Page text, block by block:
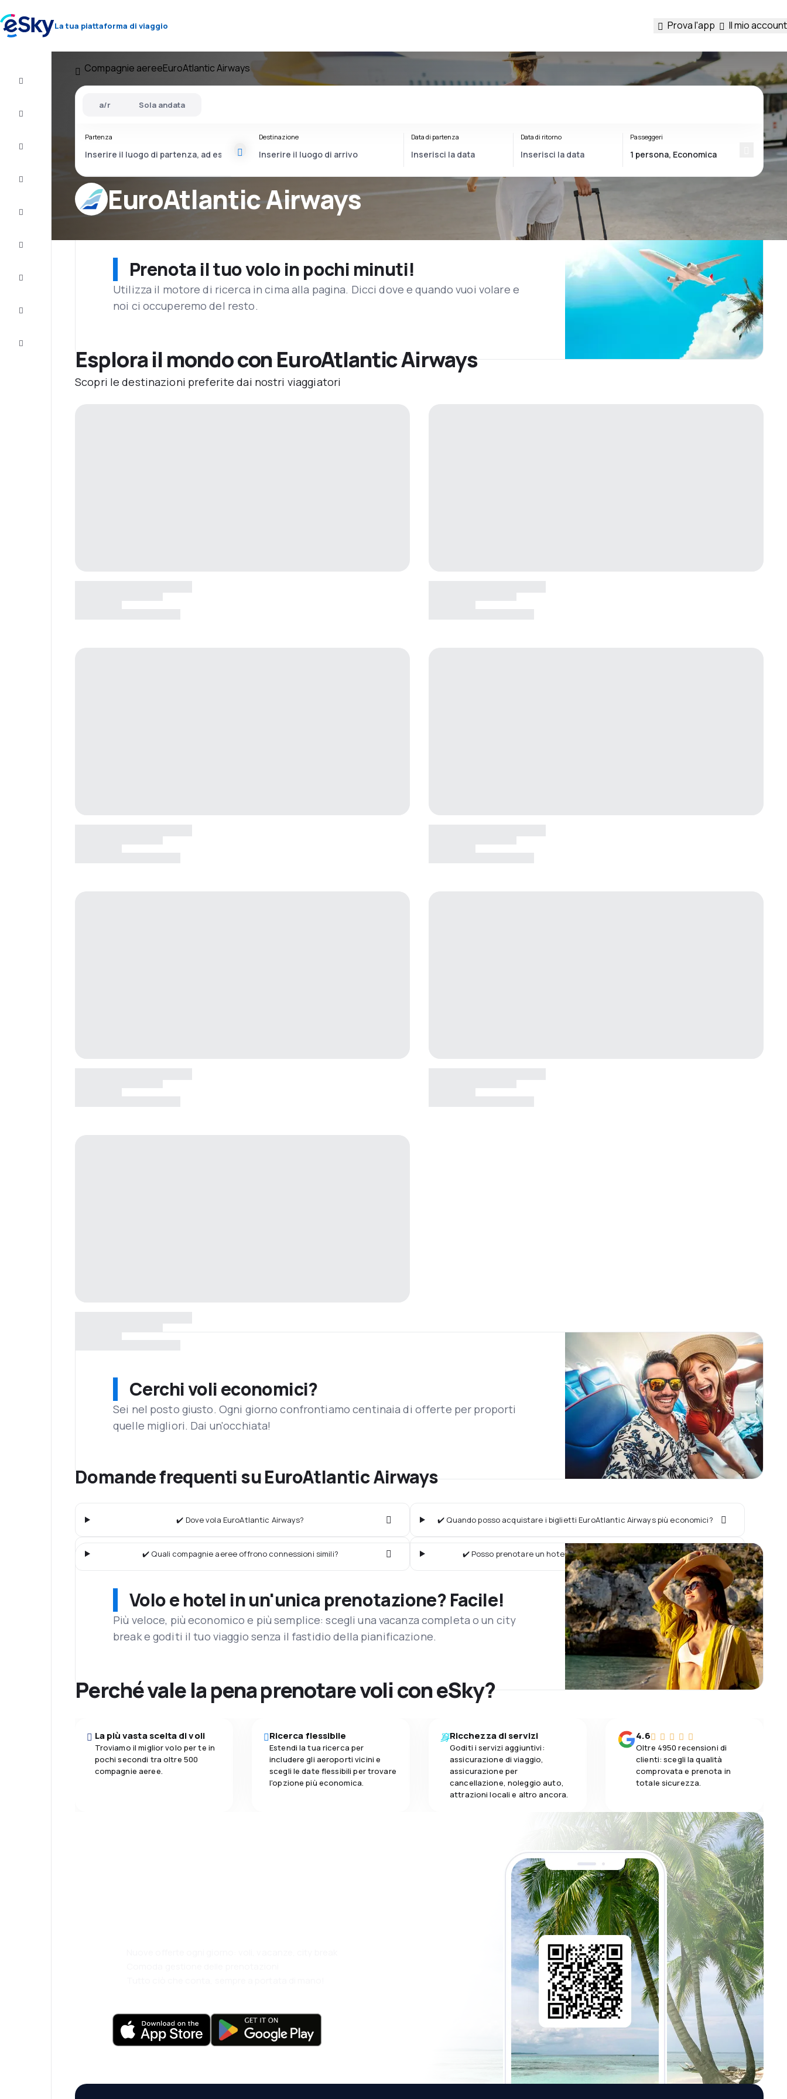
La tua piattaforma di viaggio Prova l'app Il mio account
Compagnie aereeEuroAtlantic Airways
EuroAtlantic Airways
a/r Sola andata
Partenza Destinazione Data di partenza Data di ritorno Passeggeri
Prenota il tuo volo in pochi minuti!
Utilizza il motore di ricerca in cima alla pagina. Dicci dove e quando vuoi volare e
noi ci occuperemo del resto.
Esplora il mondo con EuroAtlantic Airways
Scopri le destinazioni preferite dai nostri viaggiatori
Cerchi voli economici?
Sei nel posto giusto. Ogni giorno confrontiamo centinaia di offerte per proporti
quelle migliori. Dai un'occhiata!
Domande frequenti su EuroAtlantic Airways
✔️ Dove vola EuroAtlantic Airways? ✔️ Quando posso acquistare i biglietti EuroAtlantic Airways più economici?
✔️ Quali compagnie aeree offrono connessioni simili? ✔️ Posso prenotare un hotel con il volo EuroAtlantic Airways?
Volo e hotel in un'unica prenotazione? Facile!
Più veloce, più economico e più semplice: scegli una vacanza completa o un city
break e goditi il tuo viaggio senza il fastidio della pianificazione.
Perché vale la pena prenotare voli con eSky?
La più vasta scelta di voli
Troviamo il miglior volo per te in
pochi secondi tra oltre 500
compagnie aeree.
Ricerca flessibile
Estendi la tua ricerca per
includere gli aeroporti vicini e
scegli le date flessibili per trovare
l'opzione più economica.
Ricchezza di servizi
Goditi i servizi aggiuntivi:
assicurazione di viaggio,
assicurazione per
cancellazione, noleggio auto,
attrazioni locali e altro ancora.
4.6
Oltre 4950 recensioni di
clienti: scegli la qualità
comprovata e prenota in
totale sicurezza.